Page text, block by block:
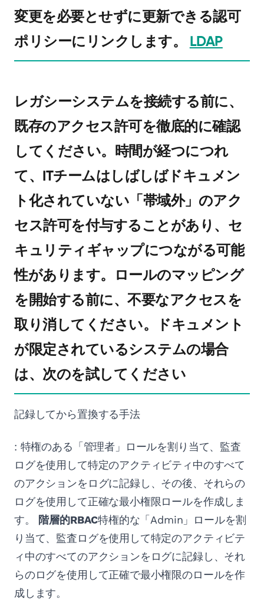
変更を必要とせずに更新できる認可
ポリシーにリンクします。
LDAP
レガシーシステムを接続する前に、
既存のアクセス許可を徹底的に確認
してください。時間が経つにつれ
て、ITチームはしばしばドキュメン
ト化されていない「帯域外」のアク
セス許可を付与することがあり、セ
キュリティギャップにつながる可能
性があります。ロールのマッピング
を開始する前に、不要なアクセスを
取り消してください。ドキュメント
が限定されているシステムの場合
は、次のを試してください
記録してから置換する手法
: 特権のある「管理者」ロールを割り当て、監査
ログを使用して特定のアクティビティ中のすべて
のアクションをログに記録し、その後、それらの
ログを使用して正確な最小権限ロールを作成しま
す。 階層的RBAC特権的な「Admin」ロールを割
り当て、監査ログを使用して特定のアクティビテ
ィ中のすべてのアクションをログに記録し、それ
らのログを使用して正確で最小権限のロールを作
成します。